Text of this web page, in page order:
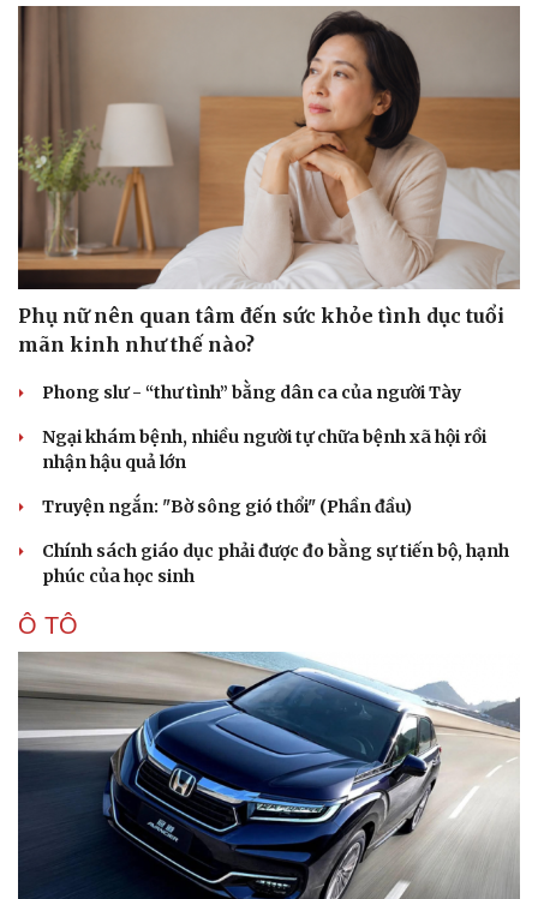
Cải chính
Phụ nữ nên quan tâm đến sức khỏe tình dục tuổi
mãn kinh như thế nào?
Phong slư - “thư tình” bằng dân ca của người Tày
Ngại khám bệnh, nhiều người tự chữa bệnh xã hội rồi
nhận hậu quả lớn
Truyện ngắn: "Bờ sông gió thổi" (Phần đầu)
Chính sách giáo dục phải được đo bằng sự tiến bộ, hạnh
phúc của học sinh
Ô TÔ